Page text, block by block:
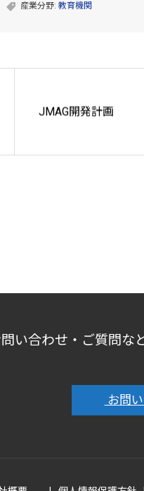
産業分野: 教育機関
JMAG開発計画
い合わせ・ご質問な
お問